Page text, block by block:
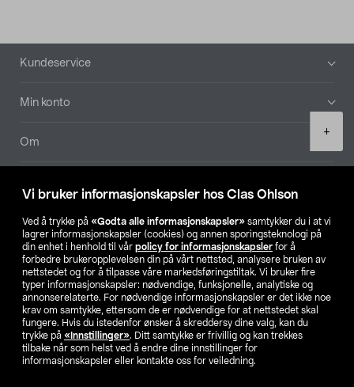
Vi bruker informasjonskapsler hos Clas Ohlson
Ved å trykke på «Godta alle informasjonskapsler» samtykker du i at vi
lagrer informasjonskapsler (cookies) og annen sporingsteknologi på
din enhet i henhold til vår policy for informasjonskapsler for å
forbedre brukeropplevelsen din på vårt nettsted, analysere bruken av
nettstedet og for å tilpasse våre markedsføringstiltak. Vi bruker fire
typer informasjonskapsler: nødvendige, funksjonelle, analytiske og
annonserelaterte. For nødvendige informasjonskapsler er det ikke noe
krav om samtykke, ettersom de er nødvendige for at nettstedet skal
fungere. Hvis du istedenfor ønsker å skreddersy dine valg, kan du
trykke på «Innstillinger». Ditt samtykke er frivillig og kan trekkes
tilbake når som helst ved å endre dine innstillinger for
informasjonskapsler eller kontakte oss for veiledning.
+
Bunntekst
Kundeservice
Min konto
Om
Våre selskaper
Finn din butikk
SE NO FI